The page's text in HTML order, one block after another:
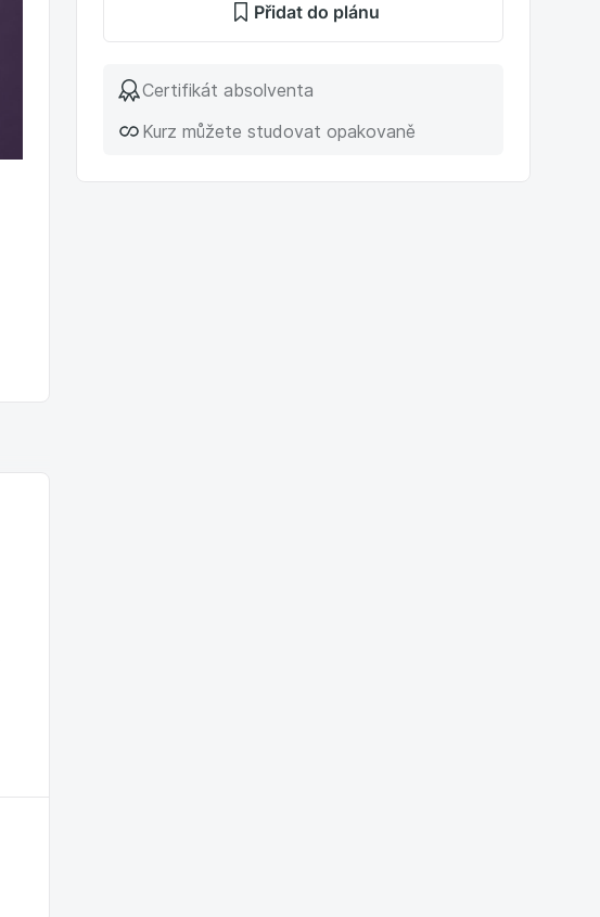
Přidat do plánu
Certifikát absolventa
Kurz můžete studovat opakovaně